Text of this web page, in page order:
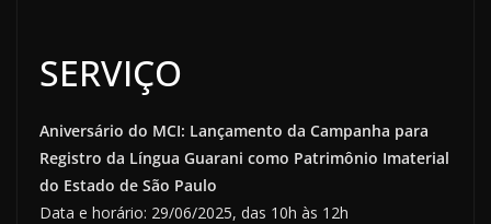
SERVIÇO
Aniversário do MCI: Lançamento da Campanha para
Registro da Língua Guarani como Patrimônio Imaterial
do Estado de São Paulo
Data e horário: 29/06/2025, das 10h às 12h